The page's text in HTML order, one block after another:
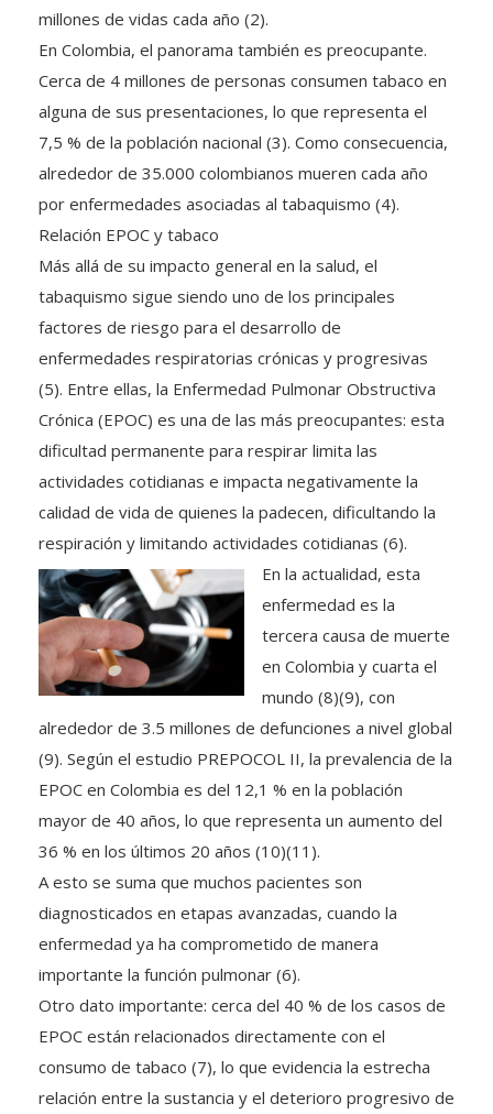
millones de vidas cada año (2).
En Colombia, el panorama también es preocupante.
Cerca de 4 millones de personas consumen tabaco en
alguna de sus presentaciones, lo que representa el
7,5 % de la población nacional (3). Como consecuencia,
alrededor de 35.000 colombianos mueren cada año
por enfermedades asociadas al tabaquismo (4).
Relación EPOC y tabaco
Más allá de su impacto general en la salud, el
tabaquismo sigue siendo uno de los principales
factores de riesgo para el desarrollo de
enfermedades respiratorias crónicas y progresivas
(5). Entre ellas, la Enfermedad Pulmonar Obstructiva
Crónica (EPOC) es una de las más preocupantes: esta
dificultad permanente para respirar limita las
actividades cotidianas e impacta negativamente la
calidad de vida de quienes la padecen, dificultando la
respiración y limitando actividades cotidianas (6).
En la actualidad, esta
enfermedad es la
tercera causa de muerte
en Colombia y cuarta el
mundo (8)(9), con
alrededor de 3.5 millones de defunciones a nivel global
(9). Según el estudio PREPOCOL II, la prevalencia de la
EPOC en Colombia es del 12,1 % en la población
mayor de 40 años, lo que representa un aumento del
36 % en los últimos 20 años (10)(11).
A esto se suma que muchos pacientes son
diagnosticados en etapas avanzadas, cuando la
enfermedad ya ha comprometido de manera
importante la función pulmonar (6).
Otro dato importante: cerca del 40 % de los casos de
EPOC están relacionados directamente con el
consumo de tabaco (7), lo que evidencia la estrecha
relación entre la sustancia y el deterioro progresivo de